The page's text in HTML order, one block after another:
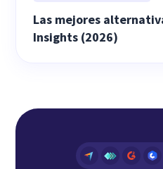
Las mejores
Insights (2026)